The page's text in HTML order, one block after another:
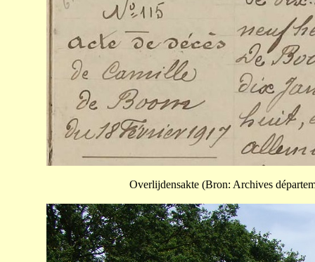
Overlijdensakte (Bron: Archives